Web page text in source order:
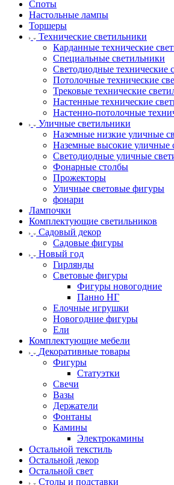
Споты
Настольные лампы
Торшеры
Технические светильники
Карданные технические
Специальные светильники
Светодиодные технические
Потолочные технические
Трековые технические
Настенные технические
Настенно-потолочные
Уличные светильники
Наземные низкие уличные
Наземные высокие уличные
Светодиодные уличные
Фонарные столбы
Прожекторы
Уличные световые фигуры
фонари
Лампочки
Комплектующие светильников
Садовый декор
Садовые фигуры
Новый год
Гирлянды
Световые фигуры
Фигуры новогодние
Панно НГ
Елочные игрушки
Новогодние фигуры
Ели
Комплектующие мебели
Декоративные товары
Фигуры
Статуэтки
Свечи
Вазы
Держатели
Фонтаны
Камины
Электрокамины
Остальной текстиль
Остальной декор
Остальной свет
Столы и подставки